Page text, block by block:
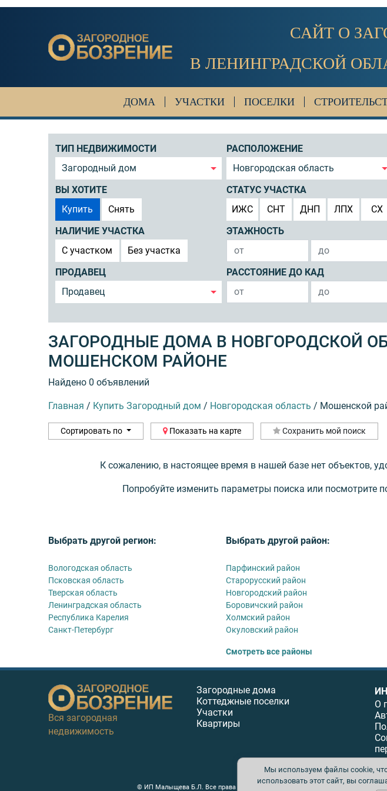
САЙТ О
В ЛЕНИНГРАДСКОЙ
ДОМА УЧАСТКИ ПОСЕЛКИ
ТИП НЕДВИЖИМОСТИ
Загородный дом
РАСПОЛОЖЕНИЕ
Новгородская область
ВЫ ХОТИТЕ
Купить
Снять
СТАТУС УЧАСТКА
ИЖС
СНТ ДНП ЛПХ СХ
НАЛИЧИЕ УЧАСТКА
C участком
Без участка
ЭТАЖНОСТЬ
ПРОДАВЕЦ
Продавец
РАССТОЯНИЕ ДО КАД
ЗАГОРОДНЫЕ ДОМА В НОВГОРОДСКОЙ
МОШЕНСКОМ РАЙОНЕ
Найдено 0 объявлений
Главная / Купить Загородный дом / Новгородская область / Мошенской
Сортировать по Показать на карте Сохранить мой поиск
К сожалению, в настоящее время в нашей базе нет объектов,
Попробуйте изменить параметры поиска или посмотрите
Выбрать другой регион:
Вологодская область
Псковская область
Тверская область
Ленинградская область
Республика Карелия
Санкт-Петербург
Выбрать другой район:
Парфинский район
Старорусский район
Новгородский район
Боровичский район
Холмский район
Окуловский район
Смотреть все районы
Вся загородная
недвижимость
Загородные дома
Коттеджные поселки
Участки
Квартиры
О
© ИП Малыщева Б.Л. Все права защищены. Перепечатка материалов данного
Мы используем файлы cookie,
использовать этот сайт, вы